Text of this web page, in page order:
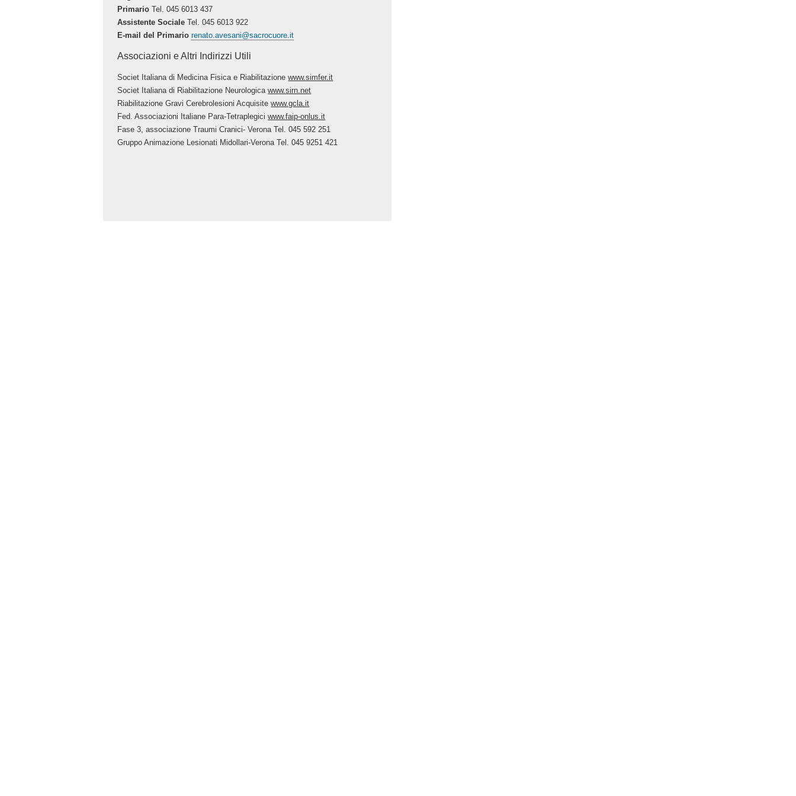
Primario Tel. 045 6013 437
Assistente Sociale Tel. 045 6013 922
E-mail del Primario renato.avesani@sacrocuore.it
Associazioni e Altri Indirizzi Utili
Societ Italiana di Medicina Fisica e Riabilitazionewww.simfer.it
Societ Italiana di Riabilitazione Neurologicawww.sirn.net
Riabilitazione Gravi Cerebrolesioni Acquisitewww.gcla.it
Fed. Associazioni Italiane Para-Tetraplegiciwww.faip-onlus.it
Fase 3, associazione Traumi Cranici- Verona Tel. 045 592 251
Gruppo Animazione Lesionati Midollari-Verona Tel. 045 9251 421